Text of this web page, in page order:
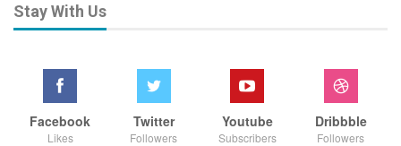
Stay With Us
Facebook
Likes
Twitter
Followers
Youtube
Subscribers
Dribbble
Followers